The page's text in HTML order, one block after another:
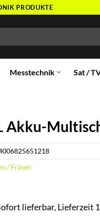
PRODUKTE
Messtechnik Sat /
Akku-
lieferbar, Lieferzeit
/ Fräsen